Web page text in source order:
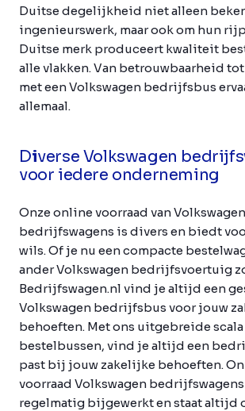
Duitse degelijkheid niet alleen
ingenieurswerk, maar ook om hun
Duitse merk produceert kwaliteit
alle vlakken. Van betrouwbaarheid
met een Volkswagen bedrijfsbus
allemaal.
Diverse Volkswagen
voor iedere onderneming
Onze online voorraad van Volkswagen
bedrijfswagens is divers en biedt
wils. Of je nu een compacte
ander Volkswagen bedrijfsvoertuig
Bedrijfswagen.nl vind je altijd een
Volkswagen bedrijfsbus voor jouw
behoeften. Met ons uitgebreide scala
bestelbussen, vind je altijd een
past bij jouw zakelijke behoeften.
voorraad Volkswagen
regelmatig bijgewerkt en staat altijd